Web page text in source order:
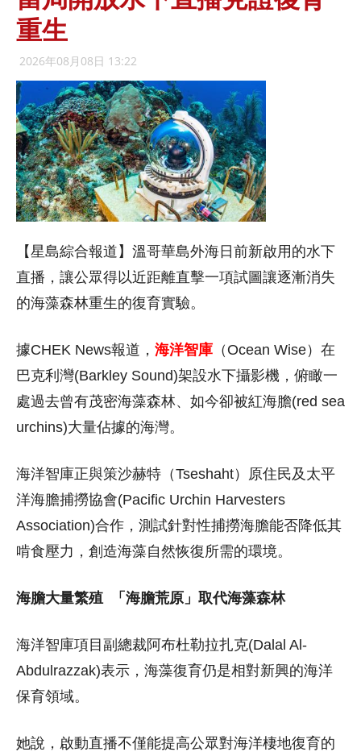
重生
2026年08月08日 13:22
【星島綜合報道】溫哥華島外海日前新啟用的水下
直播，讓公眾得以近距離直擊一項試圖讓逐漸消失
的海藻森林重生的復育實驗。
據CHEK News報道， 海洋智庫 （Ocean Wise）在
巴克利灣(Barkley Sound)架設水下攝影機，俯瞰一
處過去曾有茂密海藻森林、如今卻被紅海膽(red sea
urchins)大量佔據的海灣。
海洋智庫正與策沙赫特（Tseshaht）原住民及太平
洋海膽捕撈協會(Pacific Urchin Harvesters
Association)合作，測試針對性捕撈海膽能否降低其
啃食壓力，創造海藻自然恢復所需的環境。
海膽大量繁殖 「海膽荒原」取代海藻森林
海洋智庫項目副總裁阿布杜勒拉扎克(Dalal Al-
Abdulrazzak)表示，海藻復育仍是相對新興的海洋
保育領域。
她說，啟動直播不僅能提高公眾對海洋棲地復育的